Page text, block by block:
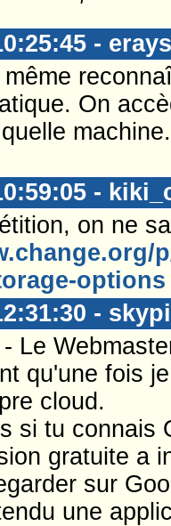
- erays
On
-
on ne
options
-
Le
qu'une fois
cloud.
si tu connais
gratuite a
sur
une